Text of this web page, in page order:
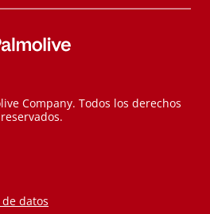
Company. Todos los derechos
reservados.
datos